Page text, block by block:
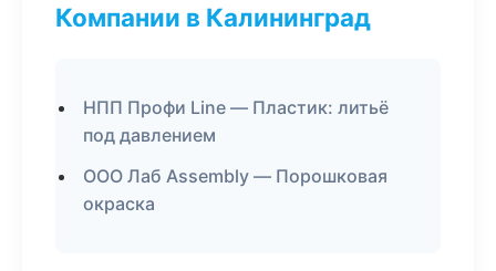
Компании в Калининград
НПП Профи Line — Пластик: литьё
под давлением
ООО Лаб Assembly — Порошковая
окраска